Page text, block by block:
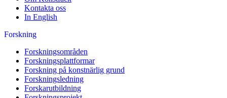
Kontakta oss
In English
Forskning
Forskningsområden
Forskningsplattformar
Forskning på konstnärlig grund
Forskningsledning
Forskarutbildning